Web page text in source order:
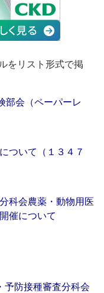
をリスト形式で掲
部会（ペーパーレ
ついて（１３４７
科会農薬・動物用医
催について
予防接種審査分科会